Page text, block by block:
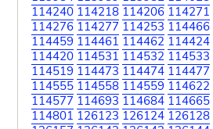
114240 114218 114206 114271
114276 114277 114253 114466
114459 114461 114462 114424
114420 114531 114532 114533
114519 114473 114474 114477
114555 114558 114559 114622
114577 114693 114684 114665
114801 126123 126124 126128